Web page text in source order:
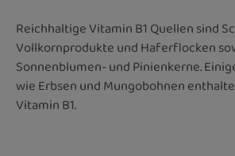
Reichhaltige Vitamin B1 Quellen sind
Vollkornprodukte und Haferflocken
Sonnenblumen- und Pinienkerne.
wie Erbsen und Mungobohnen
Vitamin B1.